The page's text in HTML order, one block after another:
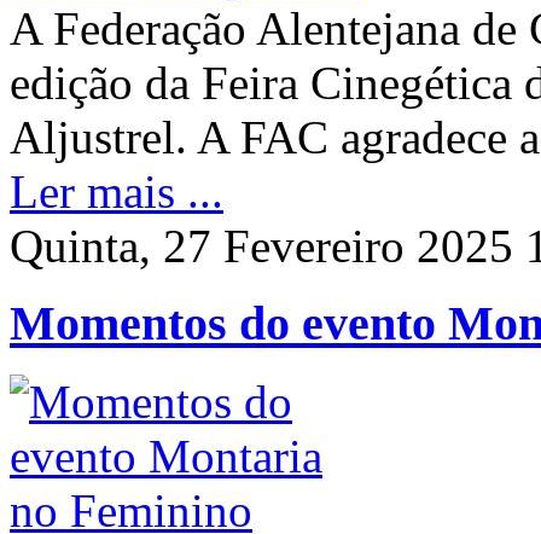
A Federação Alentejana de
edição da Feira Cinegética
Aljustrel. A FAC agradece
Ler mais ...
Quinta, 27 Fevereiro 2025
Momentos do evento